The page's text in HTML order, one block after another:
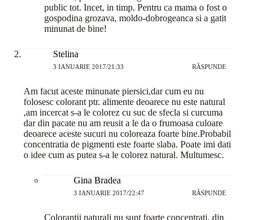
public tot. Incet, in timp. Pentru ca mama o fost o
gospodina grozava, moldo-dobrogeanca si a gatit
minunat de bine!
Stelina
3 IANUARIE 2017/21:33 RĂSPUNDE
Am facut aceste minunate piersici,dar cum eu nu
folosesc colorant ptr. alimente deoarece nu este natural
,am incercat s-a le colorez cu suc de sfecla si curcuma
dar din pacate nu am reusit a le da o frumoasa culoare
deoarece aceste sucuri nu coloreaza foarte bine.Probabil
concentratia de pigmenti este foarte slaba. Poate imi dati
o idee cum as putea s-a le colorez natural. Multumesc.
Gina Bradea
3 IANUARIE 2017/22:47 RĂSPUNDE
Colorantii naturali nu sunt foarte concentrati, din